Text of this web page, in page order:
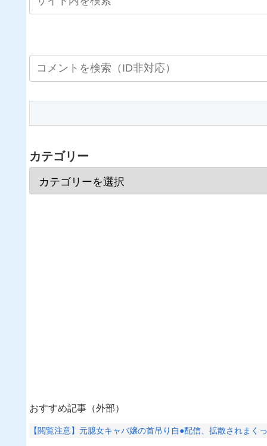
カテゴリー
おすすめ記事（外部）
【閲覧注意】元臆女キャバ嬢の首吊り自●配信、拡散されまく